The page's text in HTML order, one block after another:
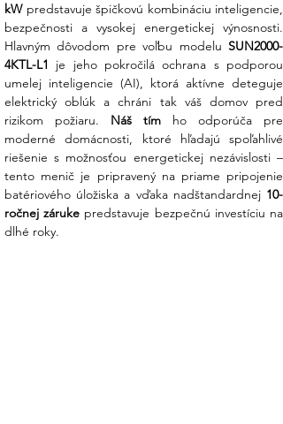
Prečo je Huawei SUN2000-4KTL-L1
špičkovou voľbou pre váš domov?
AI ochrana pred oblúkom (AFCI):
Huawei využíva umelú inteligenciu na
aktívnu detekciu nebezpečného
elektrického oblúka v kabeláži. Ak
systém zistí riziko, okamžite sa vypne,
čím vás zbavuje strachu z požiaru a
chráni vašu rodinu aj majetok.
Hybridná sloboda „Plug & Play“:
Menič má integrované rozhranie pre
kW predstavuje špičkovú kombináciu inteligencie,
bezpečnosti a vysokej energetickej výnosnosti.
Hlavným dôvodom pre voľbu modelu SUN2000-
4KTL-L1
je jeho pokročilá ochrana s podporou
umelej inteligencie (AI), ktorá aktívne deteguje
elektrický oblúk a chráni tak váš domov pred
rizikom požiaru. Náš tím ho odporúča pre
moderné domácnosti, ktoré hľadajú spoľahlivé
riešenie s možnosťou energetickej nezávislosti –
tento menič je pripravený na priame pripojenie
batériového úložiska a vďaka nadštandardnej 10-
ročnej záruke predstavuje bezpečnú investíciu na
dlhé roky.